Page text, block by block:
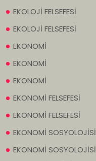
EKOLOJİ FELSEFESİ
EKOLOJİ FELSEFESİ
EKONOMİ
EKONOMİ
EKONOMİ
EKONOMİ FELSEFESİ
EKONOMİ FELSEFESİ
EKONOMİ SOSYOLOJİSİ
EKONOMİ SOSYOLOJİSİ